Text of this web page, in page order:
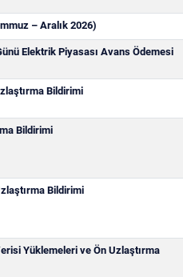
– Aralık 2026)
Elektrik Piyasası Avans Ödemesi
Bildirimi
Bildirimi
Bildirimi
Yüklemeleri ve Ön Uzlaştırma